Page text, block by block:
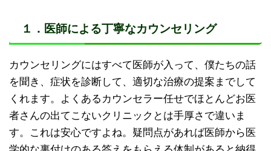
１．医師による丁寧なカウンセリング
カウンセリングにはすべて医師が入って、僕たちの話
を聞き、症状を診断して、適切な治療の提案までして
くれます。よくあるカウンセラー任せでほとんどお医
者さんの出てこないクリニックとは手厚さで違いま
す。これは安心ですよね。疑問点があれば医師から医